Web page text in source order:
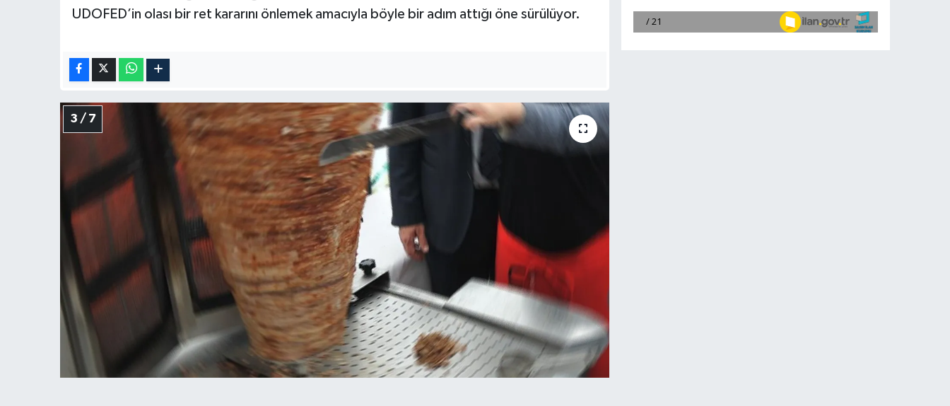
UDOFED’in olası bir ret kararını önlemek amacıyla böyle bir adım attığı öne sürülüyor.
3 / 7